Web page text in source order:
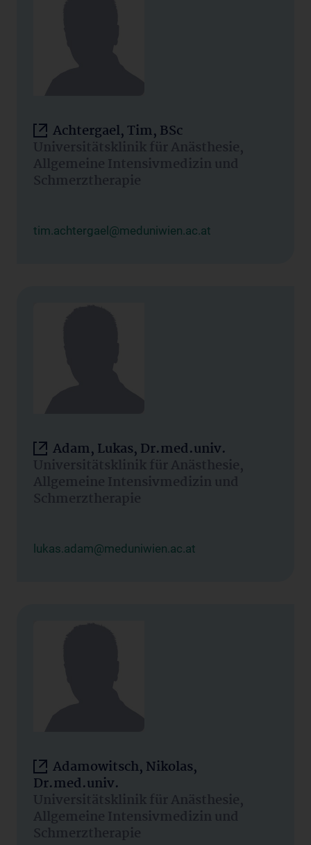
Achtergael, Tim, BSc
Universitätsklinik für Anästhesie,
Allgemeine Intensivmedizin und
Schmerztherapie
tim.achtergael@meduniwien.ac.at
Adam, Lukas, Dr.med.univ.
Universitätsklinik für Anästhesie,
Allgemeine Intensivmedizin und
Schmerztherapie
lukas.adam@meduniwien.ac.at
Adamowitsch, Nikolas,
Dr.med.univ.
Universitätsklinik für Anästhesie,
Allgemeine Intensivmedizin und
Schmerztherapie